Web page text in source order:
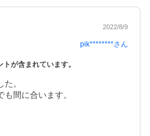
2022/8/9
pik********さん
が含まれています。
。
間に合います。